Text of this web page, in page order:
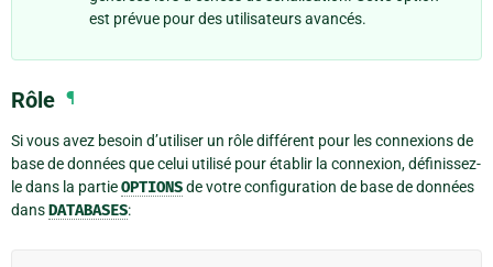
est prévue pour des utilisateurs avancés.
Rôle ¶
Si vous avez besoin d’utiliser un rôle différent pour les connexions de
base de données que celui utilisé pour établir la connexion, définissez-
le dans la partieOPTIONSde votre configuration de base de données
dansDATABASES: